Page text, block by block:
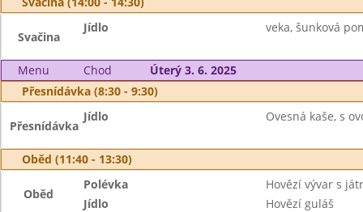
Svačina
Jídlo veka, šunková
Menu Chod
Úterý 3. 6. 2025
Přesnídávka (8:30 - 9:30)
Přesnídávka
Jídlo Ovesná kaše, s
Oběd (11:40 - 13:30)
Oběd
Polévka
Hovězí vývar s
Jídlo
Hovězí guláš